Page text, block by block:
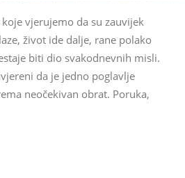
vjerujemo da su zauvijek
život ide dalje, rane polako
biti dio svakodnevnih misli.
da je jedno poglavlje
neočekivan obrat. Poruka,